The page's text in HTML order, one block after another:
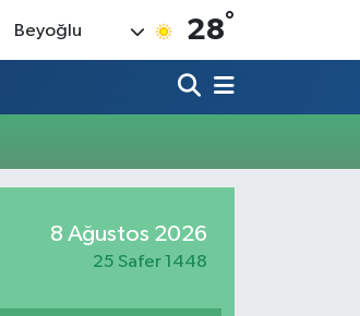
Beyoğlu 28°
8 Ağustos 2026
25 Safer 1448